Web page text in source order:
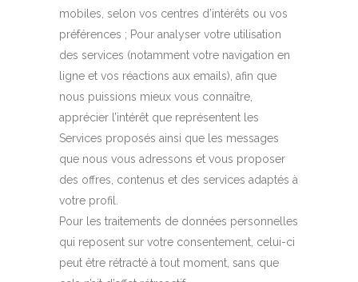
mobiles, selon vos centres d’intérêts ou vos
préférences ; Pour analyser votre utilisation
des services (notamment votre navigation en
ligne et vos réactions aux emails), afin que
nous puissions mieux vous connaître,
apprécier l’intérêt que représentent les
Services proposés ainsi que les messages
que nous vous adressons et vous proposer
des offres, contenus et des services adaptés à
votre profil.
Pour les traitements de données personnelles
qui reposent sur votre consentement, celui-ci
peut être rétracté à tout moment, sans que